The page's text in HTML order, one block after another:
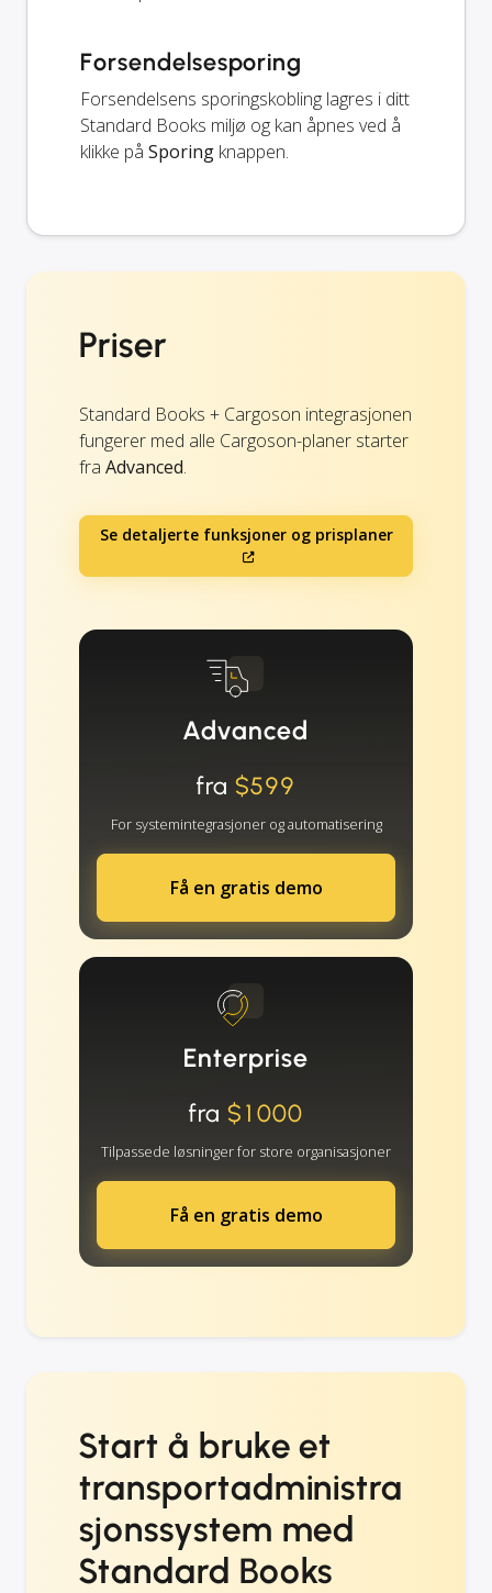
Forsendelsesporing
Forsendelsens sporingskobling lagres i ditt
Standard Books miljø og kan åpnes ved å
klikke på Sporing knappen.
Priser
Standard Books + Cargoson integrasjonen
fungerer med alle Cargoson-planer starter
fra Advanced.
Se detaljerte funksjoner og prisplaner
Advanced
fra $599
For systemintegrasjoner og automatisering
Få en gratis demo
Enterprise
fra $1000
Tilpassede løsninger for store organisasjoner
Få en gratis demo
Start å bruke et
transportadministra
sjonssystem med
Standard Books